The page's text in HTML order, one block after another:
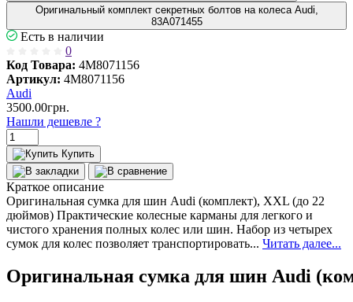
Оригинальный комплект секретных болтов на колеса Audi,
83A071455
Есть в наличии
0
Код Товара: 4M8071156
Артикул: 4M8071156
Audi
3500.00грн.
Нашли дешевле ?
Купить
Краткое описание
Оригинальная сумка для шин Audi (комплект), XXL (до 22
дюймов) Практические колесные карманы для легкого и
чистого хранения полных колес или шин. Набор из четырех
сумок для колес позволяет транспортировать... Читать далее...
Оригинальная сумка для шин Audi